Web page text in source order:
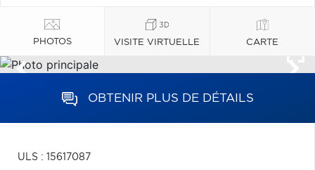
PHOTOS VISITE VIRTUELLE CARTE
OBTENIR PLUS DE DÉTAILS
ULS : 15617087